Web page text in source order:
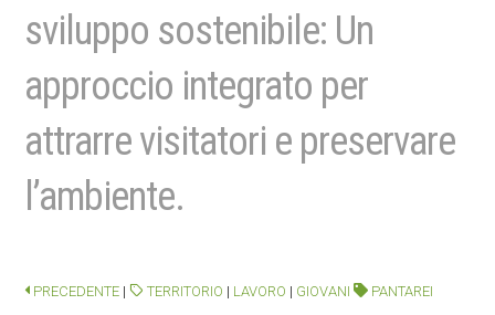
sviluppo sostenibile: Un
approccio integrato per
attrarre visitatori e preservare
l’ambiente.
PRECEDENTE | TERRITORIO | LAVORO | GIOVANI PANTAREI